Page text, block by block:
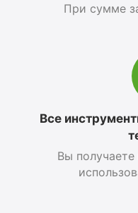
При сумме
Все
Вы